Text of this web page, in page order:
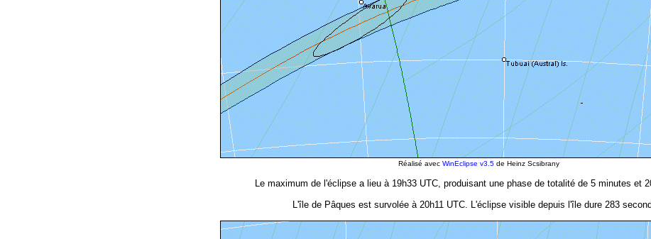
Réalisé avec WinEclipse v3.5 de Heinz Scsibrany
Le maximum de l'éclipse a lieu à 19h33 UTC, produisant une phase de totalité de 5 minutes et
L'île de Pâques est survolée à 20h11 UTC. L'éclipse visible depuis l'île dure 283